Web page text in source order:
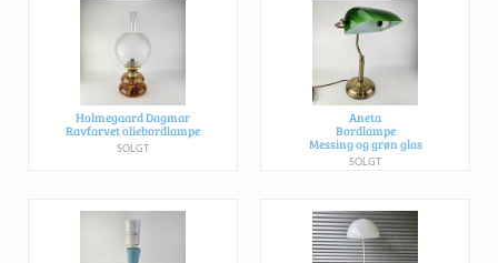
Holmegaard Dagmar
Ravfarvet oliebordlampe
SOLGT
Aneta
Bordlampe
Messing og grøn glas
SOLGT